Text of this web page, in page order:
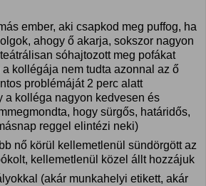
ember, aki csapkod meg puffog, ha
ahogy ő akarja, sokszor nagyon
sóhajtozott meg pofákat
kollégája nem tudta azonnal az ő
problémáját 2 perc alatt
a kolléga nagyon kedvesen és
hogy sürgős, határidős,
reggel elintézi neki)
nő körül kellemetlenül sündörgött az
kellemetlenül közel állt hozzájuk
(akár munkahelyi etikett, akár